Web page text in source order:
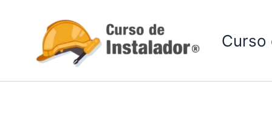
contenido
Curso